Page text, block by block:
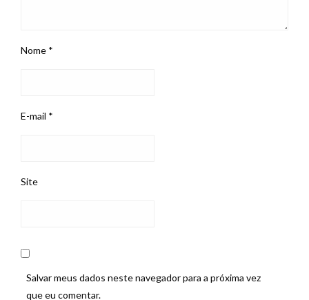
Nome *
E-mail *
Site
Salvar meus dados neste navegador para a próxima vez
que eu comentar.